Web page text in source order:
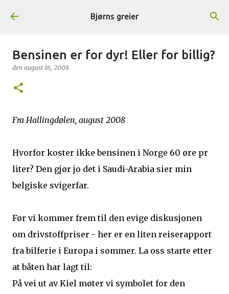
Gå til hovedinnhold
Bjørns greier
Bensinen er for dyr! Eller for billig?
den august 16, 2008
Fra Hallingdølen, august 2008
Hvorfor koster ikke bensinen i Norge 60 øre pr
liter? Den gjør jo det i Saudi-Arabia sier min
belgiske svigerfar.
Før vi kommer frem til den evige diskusjonen
om drivstoffpriser - her er en liten reiserapport
fra bilferie i Europa i sommer. La oss starte etter
at båten har lagt til:
På vei ut av Kiel møter vi symbolet for den